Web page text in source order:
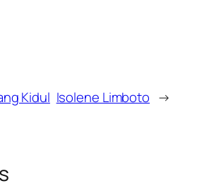
Kidul Isolene Limboto →